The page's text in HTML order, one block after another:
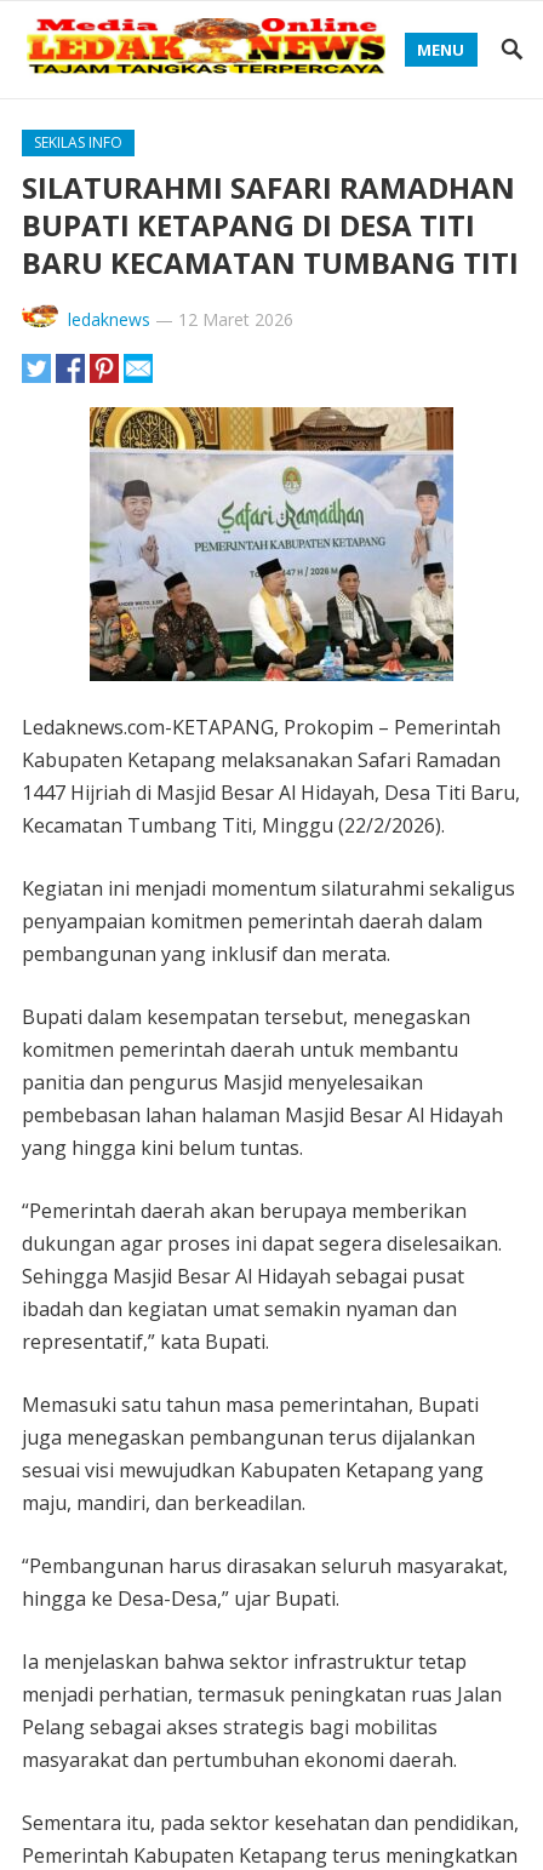
MENU
SEKILAS INFO
SILATURAHMI SAFARI RAMADHAN
BUPATI KETAPANG DI DESA TITI
BARU KECAMATAN TUMBANG TITI
ledaknews — 12 Maret 2026
Ledaknews.com-KETAPANG, Prokopim – Pemerintah
Kabupaten Ketapang melaksanakan Safari Ramadan
1447 Hijriah di Masjid Besar Al Hidayah, Desa Titi Baru,
Kecamatan Tumbang Titi, Minggu (22/2/2026).
Kegiatan ini menjadi momentum silaturahmi sekaligus
penyampaian komitmen pemerintah daerah dalam
pembangunan yang inklusif dan merata.
Bupati dalam kesempatan tersebut, menegaskan
komitmen pemerintah daerah untuk membantu
panitia dan pengurus Masjid menyelesaikan
pembebasan lahan halaman Masjid Besar Al Hidayah
yang hingga kini belum tuntas.
“Pemerintah daerah akan berupaya memberikan
dukungan agar proses ini dapat segera diselesaikan.
Sehingga Masjid Besar Al Hidayah sebagai pusat
ibadah dan kegiatan umat semakin nyaman dan
representatif,” kata Bupati.
Memasuki satu tahun masa pemerintahan, Bupati
juga menegaskan pembangunan terus dijalankan
sesuai visi mewujudkan Kabupaten Ketapang yang
maju, mandiri, dan berkeadilan.
“Pembangunan harus dirasakan seluruh masyarakat,
hingga ke Desa-Desa,” ujar Bupati.
Ia menjelaskan bahwa sektor infrastruktur tetap
menjadi perhatian, termasuk peningkatan ruas Jalan
Pelang sebagai akses strategis bagi mobilitas
masyarakat dan pertumbuhan ekonomi daerah.
Sementara itu, pada sektor kesehatan dan pendidikan,
Pemerintah Kabupaten Ketapang terus meningkatkan